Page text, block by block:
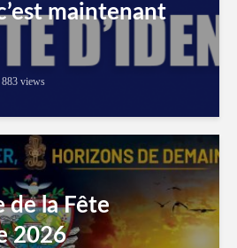
maintenant
883 views
de la Fête
2026